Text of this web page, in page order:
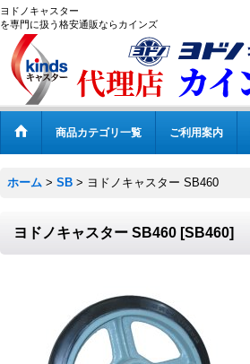
ヨドノキャスター
を専門に扱う格安通販ならカインズ
商品カテゴリ一覧 ご利用案内
ホーム > SB > ヨドノキャスター SB460
ヨドノキャスター SB460 [SB460]